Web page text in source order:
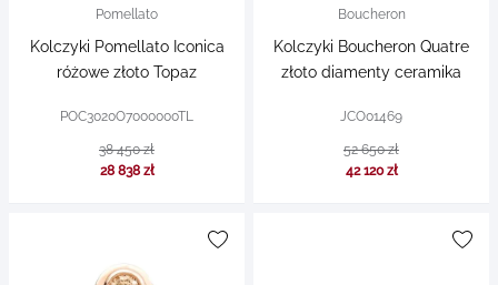
Pomellato
Kolczyki Pomellato Iconica
różowe złoto Topaz
POC3020O7000000TL
38 450 zł
28 838 zł
Boucheron
Kolczyki Boucheron Quatre
złoto diamenty ceramika
JCO01469
52 650 zł
42 120 zł